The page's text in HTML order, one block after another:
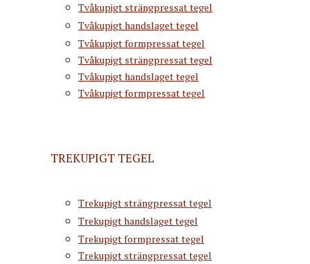
Tvåkupigt strängpressat tegel
Tvåkupigt handslaget tegel
Tvåkupigt formpressat tegel
Tvåkupigt strängpressat tegel
Tvåkupigt handslaget tegel
Tvåkupigt formpressat tegel
TREKUPIGT TEGEL
Trekupigt strängpressat tegel
Trekupigt handslaget tegel
Trekupigt formpressat tegel
Trekupigt strängpressat tegel